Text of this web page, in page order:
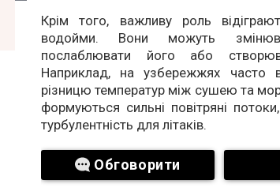
Крім того, важливу роль
водойми. Вони можуть
послаблювати його або
Наприклад, на узбережжях часто
різницю температур між сушею та
формуються сильні повітряні
турбулентність для літаків.
Обговорити